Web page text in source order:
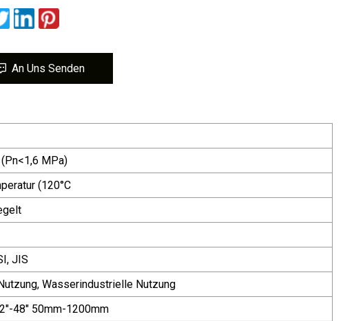
An Uns Senden
MPa)
(120°C
JIS
Wasserindustrielle Nutzung
48" 50mm-1200mm